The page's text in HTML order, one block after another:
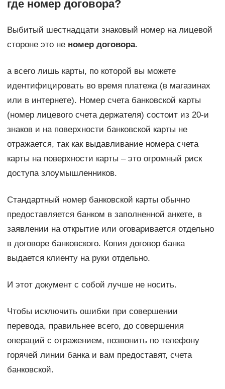
где номер договора?
Выбитый шестнадцати знаковый номер на лицевой
стороне это не номер договора.
а всего лишь карты, по которой вы можете
идентифицировать во время платежа (в магазинах
или в интернете). Номер счета банковской карты
(номер лицевого счета держателя) состоит из 20-и
знаков и на поверхности банковской карты не
отражается, так как выдавливание номера счета
карты на поверхности карты – это огромный риск
доступа злоумышленников.
Стандартный номер банковской карты обычно
предоставляется банком в заполненной анкете, в
заявлении на открытие или оговаривается отдельно
в договоре банковского. Копия договор банка
выдается клиенту на руки отдельно.
И этот документ с собой лучше не носить.
Чтобы исключить ошибки при совершении
перевода, правильнее всего, до совершения
операций с отражением, позвонить по телефону
горячей линии банка и вам предоставят, счета
банковской.